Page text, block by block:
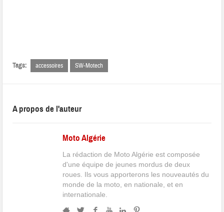
Tags: accessoires SW-Motech
A propos de l'auteur
Moto Algérie
La rédaction de Moto Algérie est composée
d'une équipe de jeunes mordus de deux
roues. Ils vous apporterons les nouveautés du
monde de la moto, en nationale, et en
internationale.